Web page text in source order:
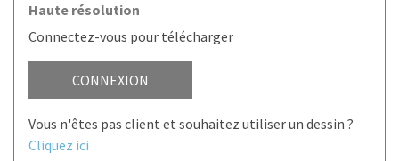
Haute résolution
Connectez-vous pour télécharger
CONNEXION
Vous n'êtes pas client et souhaitez utiliser un dessin ?
Cliquez ici